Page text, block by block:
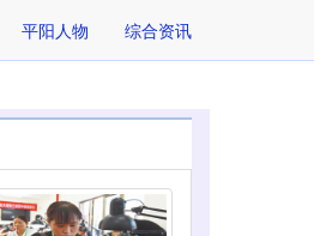
平阳人物 综合资讯